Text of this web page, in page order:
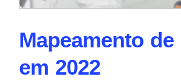
Mapeamento
em 2022